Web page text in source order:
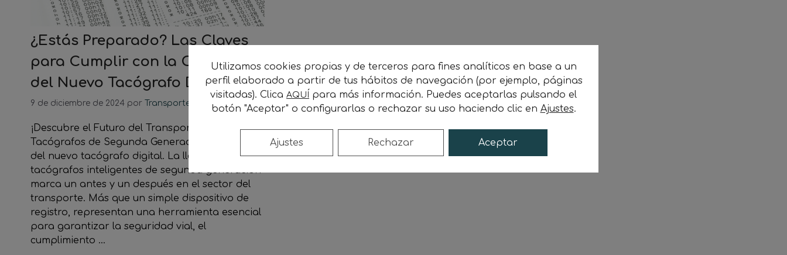
¿Estás Preparado? Las Claves
para Cumplir con la Obligación
del Nuevo Tacógrafo Digital
9 de diciembre de 2024 por Transporte Sostenible
¡Descubre el Futuro del Transporte con los
Tacógrafos de Segunda Generación! Las claves
del nuevo tacógrafo digital. La llegada de los
tacógrafos inteligentes de segunda generación
marca un antes y un después en el sector del
transporte. Más que un simple dispositivo de
registro, representan una herramienta esencial
para garantizar la seguridad vial, el
cumplimiento …
Utilizamos cookies propias y de terceros para fines analíticos en base a un
perfil elaborado a partir de tus hábitos de navegación (por ejemplo, páginas
visitadas). Clica AQUÍ para más información. Puedes aceptarlas pulsando el
botón "Aceptar" o configurarlas o rechazar su uso haciendo clic en Ajustes.
Aceptar
Rechazar
Ajustes